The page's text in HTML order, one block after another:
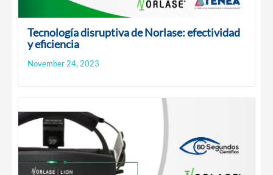
Tecnología disruptiva de Norlase: efectividad
y eficiencia
November 24, 2023